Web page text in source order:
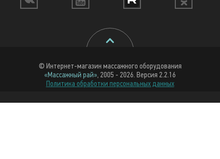
© Интернет-магазин массажного оборудования
«Массажный рай», 2005 - 2026. Версия 2.2.16
Политика обработки персональных данных